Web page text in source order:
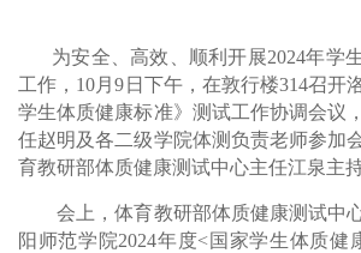
为安全、高效、顺利开展2024年学
工作， 10月9 日下午，在敦行楼314召开
学生体质健康标准》测试工作协调会议
任赵明及各二级学院体测负责老师参加
育教研部体质健康测试中心主任江泉主
会上，体育教研部体质健康测试中
阳师范学院2024年度<国家学生体质健